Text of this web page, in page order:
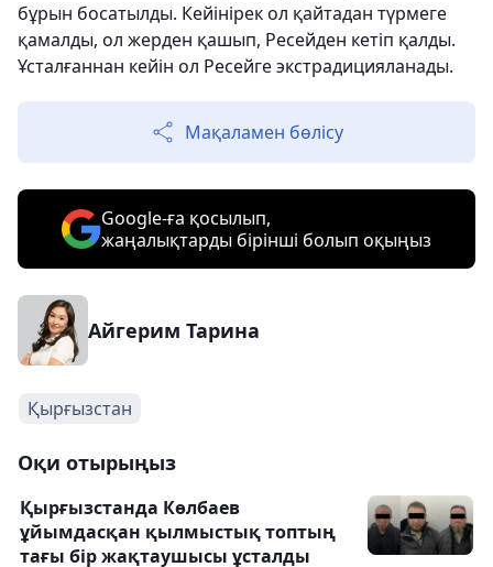
бұрын босатылды. Кейінірек ол қайтадан түрмеге
қамалды, ол жерден қашып, Ресейден кетіп қалды.
Ұсталғаннан кейін ол Ресейге экстрадицияланады.
Мақаламен бөлісу
Google-ға қосылып,
жаңалықтарды бірінші болып оқыңыз
Айгерим Тарина
Қырғызстан
Оқи отырыңыз
Қырғызстанда Көлбаев
ұйымдасқан қылмыстық топтың
тағы бір жақтаушысы ұсталды